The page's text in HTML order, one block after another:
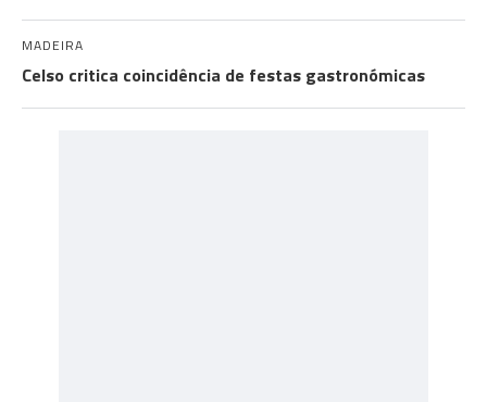
MADEIRA
Celso critica coincidência de festas gastronómicas